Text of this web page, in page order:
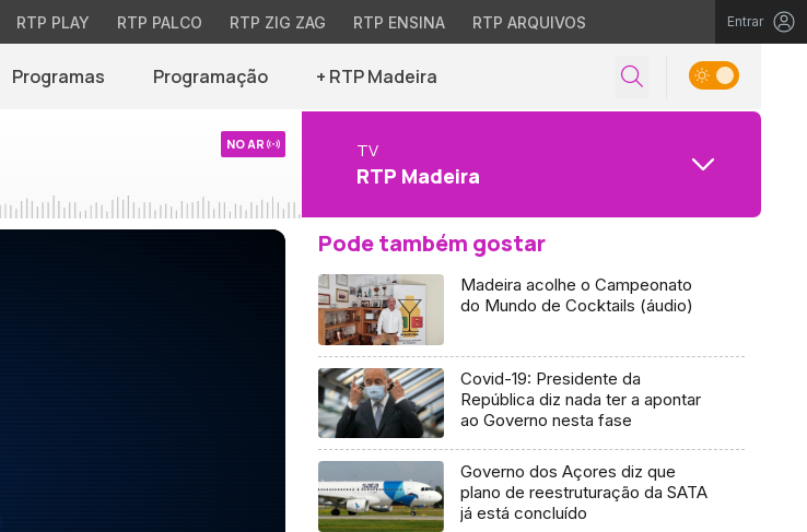
RTP PLAY RTP PALCO RTP ZIG ZAG RTP ENSINA RTP ARQUIVOS Entrar
Programas Programação + RTP Madeira
NO AR TV
RTP Madeira
Pode também gostar
Madeira acolhe o Campeonato
do Mundo de Cocktails (áudio)
Covid-19: Presidente da
República diz nada ter a apontar
ao Governo nesta fase
Governo dos Açores diz que
plano de reestruturação da SATA
já está concluído